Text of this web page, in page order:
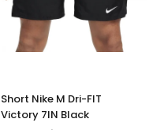
Short Nike M Dri-FIT
Victory 7IN Black